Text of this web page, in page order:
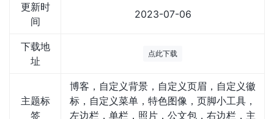
更新时
间
2023-07-06
下载地
址
点此下载
主题标
签
博客，自定义背景，自定义页眉，自定义徽
标，自定义菜单，特色图像，页脚小工具，
左边栏，单栏，照片，公文包，右边栏，主